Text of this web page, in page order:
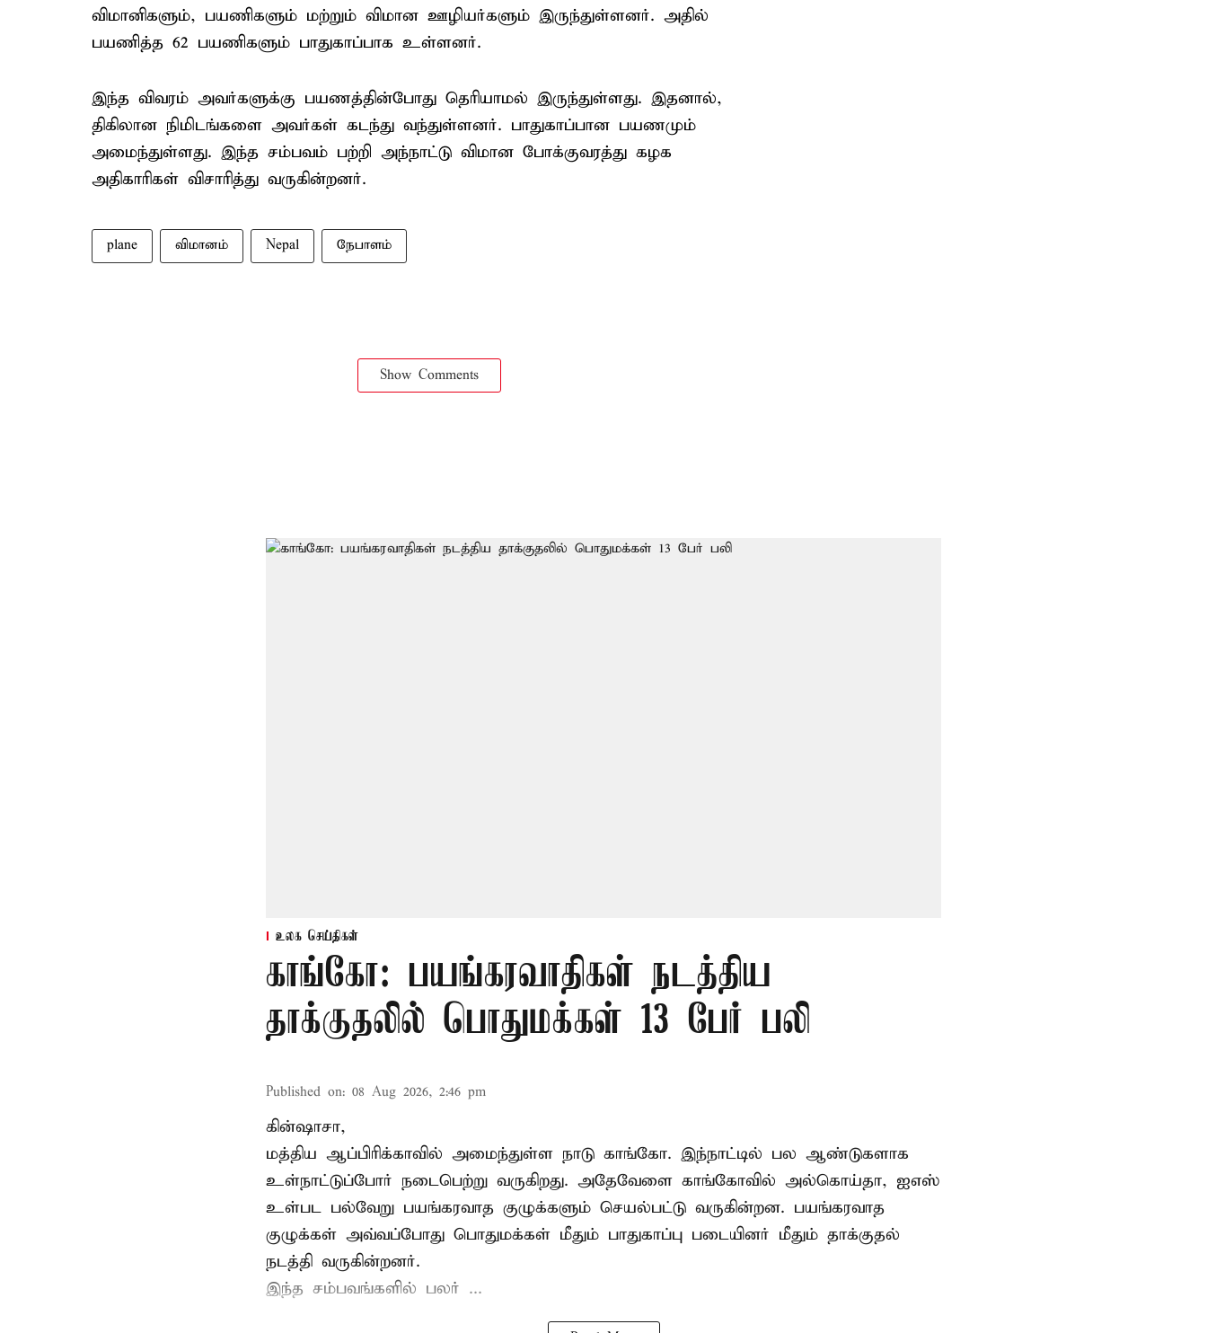
விமானிகளும், பயணிகளும் மற்றும் விமான ஊழியர்களும் இருந்துள்ளனர். அதில்
பயணித்த 62 பயணிகளும் பாதுகாப்பாக உள்ளனர்.
இந்த விவரம் அவர்களுக்கு பயணத்தின்போது தெரியாமல் இருந்துள்ளது. இதனால்,
திகிலான நிமிடங்களை அவர்கள் கடந்து வந்துள்ளனர். பாதுகாப்பான பயணமும்
அமைந்துள்ளது. இந்த சம்பவம் பற்றி அந்நாட்டு விமான போக்குவரத்து கழக
அதிகாரிகள் விசாரித்து வருகின்றனர்.
plane விமானம் Nepal நேபாளம்
Show Comments
உலக செய்திகள்
காங்கோ: பயங்கரவாதிகள் நடத்திய
தாக்குதலில் பொதுமக்கள் 13 பேர் பலி
Published on: 08 Aug 2026, 2:46 pm
கின்ஷாசா,
மத்திய ஆப்பிரிக்காவில் அமைந்துள்ள நாடு காங்கோ. இந்நாட்டில் பல ஆண்டுகளாக
உள்நாட்டுப்போர் நடைபெற்று வருகிறது. அதேவேளை காங்கோவில் அல்கொய்தா, ஐஎஸ்
உள்பட பல்வேறு பயங்கரவாத குழுக்களும் செயல்பட்டு வருகின்றன. பயங்கரவாத
குழுக்கள் அவ்வப்போது பொதுமக்கள் மீதும் பாதுகாப்பு படையினர் மீதும் தாக்குதல்
நடத்தி வருகின்றனர்.
இந்த சம்பவங்களில் பலர் ...